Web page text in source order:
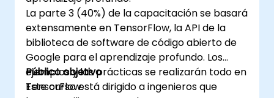
La parte 3 (40%) de la capacitación se basará
extensamente en TensorFlow, la API de la
biblioteca de software de código abierto de
Google para el aprendizaje profundo. Los
ejemplos y las prácticas se realizarán todo en
TensorFlow.
Público objetivo
Este curso está dirigido a ingenieros que